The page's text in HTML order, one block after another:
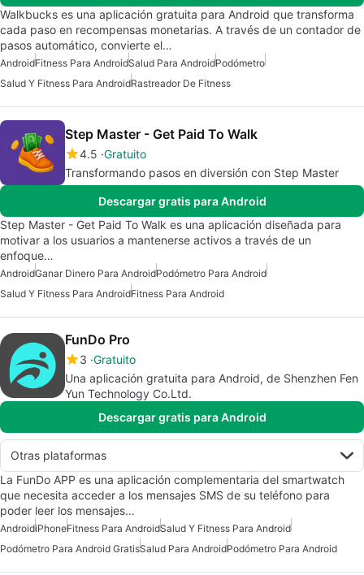
Walkbucks es una aplicación gratuita para Android que transforma
cada paso en recompensas monetarias. A través de un contador de
pasos automático, convierte el…
AndroidFitness Para AndroidSalud Para AndroidPodómetro
Salud Y Fitness Para AndroidRastreador De Fitness
Step Master - Get Paid To Walk
4.5 Gratuito
Transformando pasos en diversión con Step Master
Descargar gratis para Android
Step Master - Get Paid To Walk es una aplicación diseñada para
motivar a los usuarios a mantenerse activos a través de un
enfoque…
AndroidGanar Dinero Para AndroidPodómetro Para Android
Salud Y Fitness Para AndroidFitness Para Android
FunDo Pro
3 Gratuito
Una aplicación gratuita para Android, de Shenzhen Fen
Yun Technology Co.Ltd.
Descargar gratis para Android
Otras plataformas
La FunDo APP es una aplicación complementaria del smartwatch
que necesita acceder a los mensajes SMS de su teléfono para
poder leer los mensajes…
AndroidiPhoneFitness Para AndroidSalud Y Fitness Para Android
Podómetro Para Android GratisSalud Para AndroidPodómetro Para Android